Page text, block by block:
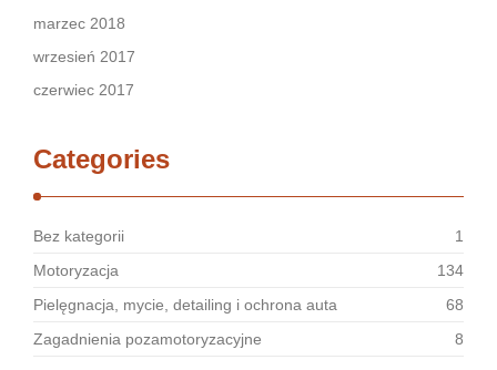
marzec 2018
wrzesień 2017
czerwiec 2017
Categories
Bez kategorii
1
Motoryzacja
134
Pielęgnacja, mycie, detailing i ochrona auta
68
Zagadnienia pozamotoryzacyjne
8